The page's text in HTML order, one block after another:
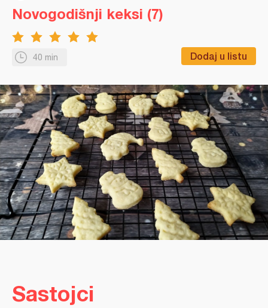
40 min Dodaj u listu
Novogodišnji keksi (7)
Sastojci